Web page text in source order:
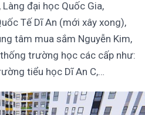
Làng đại học Quốc Gia,
Tế Dĩ An (mới xây xong),
tâm mua sắm Nguyễn Kim,
trường học các cấp như:
tiểu học Dĩ An C,…